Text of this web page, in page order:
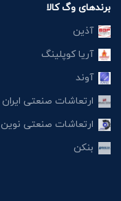
برندهای وگ کالا
آذین
آریا کوپلینگ
آوند
ارتعاشات صنعتی ایران
ارتعاشات صنعتی نوین
بنکن